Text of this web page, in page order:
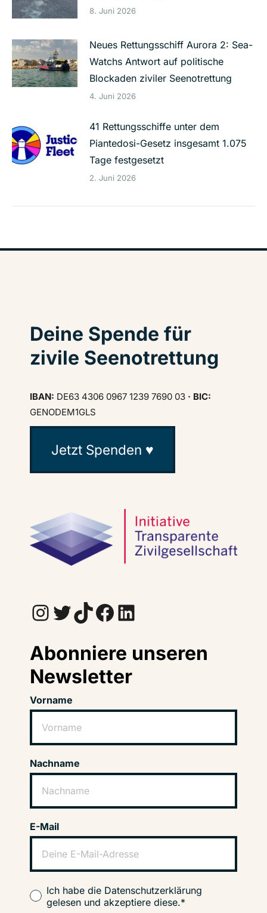
8. Juni 2026
Neues Rettungsschiff Aurora 2: Sea-
Watchs Antwort auf politische
Blockaden ziviler Seenotrettung
4. Juni 2026
41 Rettungsschiffe unter dem
Piantedosi-Gesetz insgesamt 1.075
Tage festgesetzt
2. Juni 2026
Deine Spende für
zivile Seenotrettung
IBAN: DE63 4306 0967 1239 7690 03 · BIC:
GENODEM1GLS
Jetzt Spenden ♥
InstagramTwitter TikTok Facebook LinkedIn
Abonniere unseren
Newsletter
Vorname
Nachname
E-Mail
Ich habe die Datenschutzerklärung
gelesen und akzeptiere diese.*